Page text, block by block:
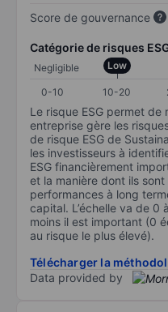
Score de gouvernance
Catégorie de risques
Negligible Low
0-10
10-20
Le risque ESG permet
entreprise gère les
de risque ESG de
les investisseurs à
ESG financièrement
et la manière dont ils
performances à long
capital. L’échelle va de 0
moins il est important (0
au risque le plus élevé).
Télécharger la
Data provided by